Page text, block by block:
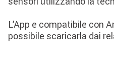
L’App e compatibile con
possibile scaricarla dai